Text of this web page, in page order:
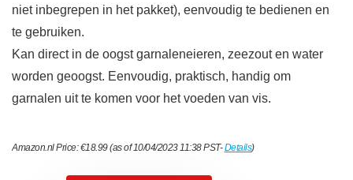
niet inbegrepen in het pakket), eenvoudig te bedienen en
te gebruiken.
Kan direct in de oogst garnaleneieren, zeezout en water
worden geoogst. Eenvoudig, praktisch, handig om
garnalen uit te komen voor het voeden van vis.
Amazon.nl Price:€18.99(as of 10/04/2023 11:38 PST-Details)